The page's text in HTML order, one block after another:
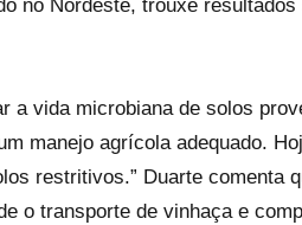
no Nordeste, trouxe
a vida microbiana de solos
manejo agrícola adequado.
restritivos.” Duarte comenta
o transporte de vinhaça e